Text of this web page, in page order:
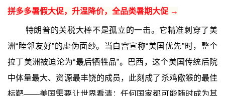
拼多多暑假大促，升温降价，全品类暑期大促 →
特朗普的关税大棒不是孤立的一击。它精准刺穿了美
洲“睦邻友好”的虚伪面纱。当白宫宣称“美国优先”时，整个
拉丁美洲被迫沦为“最后牺牲品”。巴西，这个美国传统后院
中体量最大、资源最丰饶的成员，此刻成了杀鸡儆猴的最佳
标靶——美国需要让世界看清：任何国家都可能随时成为其